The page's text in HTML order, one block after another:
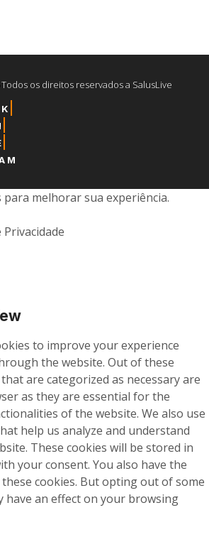
os direitos reservados a SalusLive
para melhorar sua experiência.
to improve your experience
the website. Out of these
are categorized as necessary are
as they are essential for the
of the website. We also use
help us analyze and understand
These cookies will be stored in
your consent. You also have the
cookies. But opting out of some
have an effect on your browsing